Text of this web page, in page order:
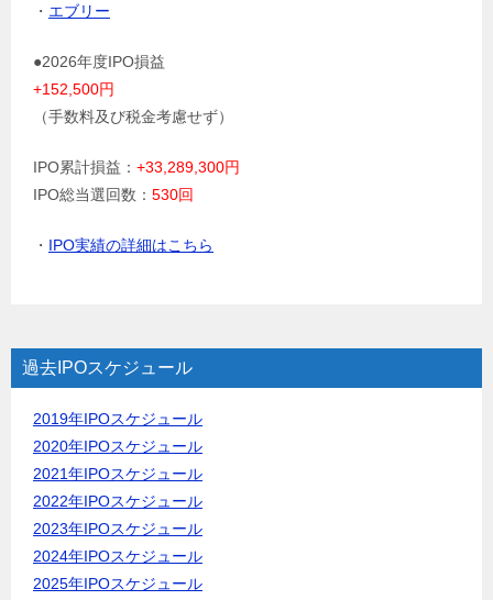
・ エブリー
●2026年度IPO損益
+152,500円
（手数料及び税金考慮せず）
IPO累計損益： +33,289,300円
IPO総当選回数： 530回
・ IPO実績の詳細はこちら
過去IPOスケジュール
2019年IPOスケジュール
2020年IPOスケジュール
2021年IPOスケジュール
2022年IPOスケジュール
2023年IPOスケジュール
2024年IPOスケジュール
2025年IPOスケジュール